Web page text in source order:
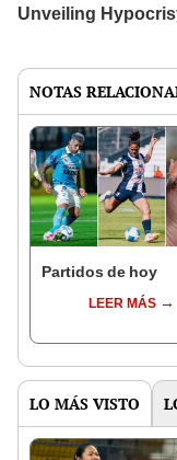
NOTAS
Partidos de hoy
LEER MÁS
LO MÁS VISTO